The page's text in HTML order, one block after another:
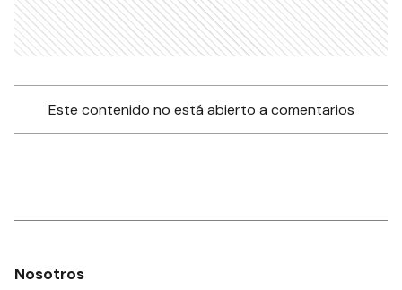
Este contenido no está abierto a comentarios
Nosotros